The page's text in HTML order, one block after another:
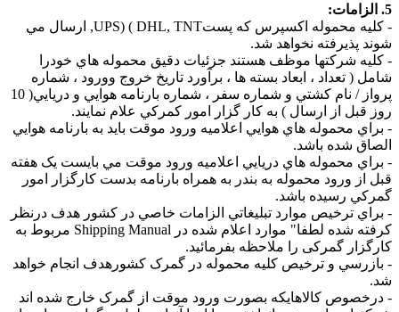
5. الزامات:
- کليه محموله اکسپرس که پستUPS) ( DHL, TNT, ارسال مي
شوند پذيرفته نخواهد شد.
- کليه شرکتها موظف هستند جزئيات دقيق محموله هاي خودرا
شامل ( تعداد ، ابعاد بسته ها ، برآورد تاريخ خروج وورود ، شماره
پرواز / نام کشتي و شماره سفر ، شماره بارنامه هوايي و دريايي( 10
روز قبل از ارسال ) به کار گزار امور کمرکي علام نمايند.
- براي محموله هاي هوايي اعلاميه ورود موقت بايد به بارنامه هوايي
الصاق شده باشد.
- براي محموله هاي دريايي اعلاميه ورود موقت مي بايست يک هفته
قبل از ورود محموله به بندر به همراه بارنامه بدست کارگزار امور
گمرکي رسيده باشد.
- براي ترخيص موارد تبليغاتي الزامات خاصي در کشور هدف درنظر
کرفته شده لطفا" موارد اعلام شده در Shipping Manual مربوط به
کارگزار گمرکی را ملاحظه بفرمائيد.
- بازرسي و ترخيص کليه محموله در گمرک کشورهدف انجام خواهد
شد.
- درخصوص کالاهايکه بصورت ورود موقت از گمرک خارج شده اند